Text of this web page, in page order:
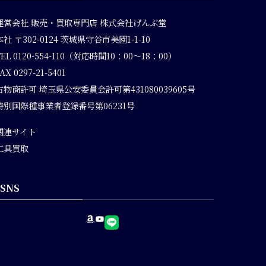
営会社 販売・買取専門店 株式会社げんぶ堂
社 〒302-0124 茨城県守谷市美園1-1-10
0120-554-110（対応時間10：00～18：00）
0297-21-5401
物商許可 埼玉県公安委員会許可第431080039605号
別国際種事業者登録番号第06231号
連サイト
具買取
SNS
Amazon YouTube